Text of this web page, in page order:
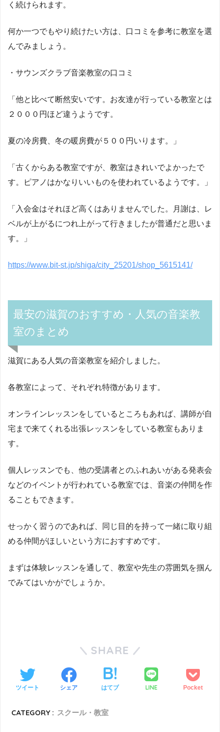
く続けられます。
何か一つでもやり続けたい方は、口コミを参考に教室を選
んでみましょう。
・サウンズクラブ音楽教室の口コミ
「他と比べて断然安いです。お友達が行っている教室とは
２０００円ほど違うようです。
夏の冷房費、冬の暖房費が５００円いります。」
「古くからある教室ですが、教室はきれいでよかったで
す。ピアノはかなりいいものを使われているようです。」
「入会金はそれほど高くはありませんでした。月謝は、レ
ベルが上がるにつれ上がって行きましたが普通だと思いま
す。」
https://www.bit-st.jp/shiga/city_25201/shop_5615141/
最安の滋賀のおすすめ・人気の音楽教
室のまとめ
滋賀にある人気の音楽教室を紹介しました。
各教室によって、それぞれ特徴があります。
オンラインレッスンをしているところもあれば、講師が自
宅まで来てくれる出張レッスンをしている教室もありま
す。
個人レッスンでも、他の受講者とのふれあいがある発表会
などのイベントが行われている教室では、音楽の仲間を作
ることもできます。
せっかく習うのであれば、同じ目的を持って一緒に取り組
める仲間がほしいという方におすすめです。
まずは体験レッスンを通して、教室や先生の雰囲気を掴ん
でみてはいかがでしょうか。
SHARE
ツイート シェア はてブ LINE Pocket
CATEGORY : スクール・教室